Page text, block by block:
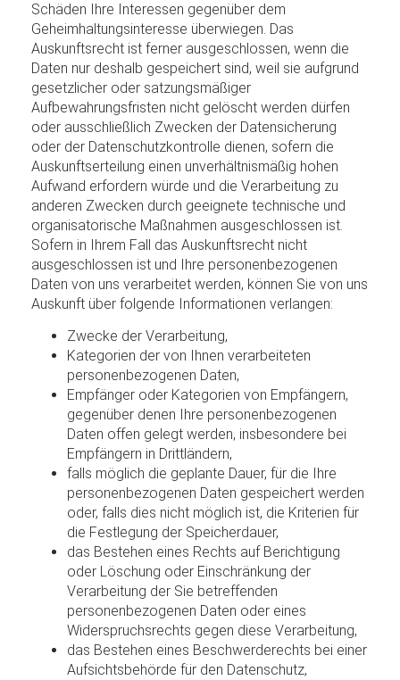
Schäden Ihre Interessen gegenüber dem
Geheimhaltungsinteresse überwiegen. Das
Auskunftsrecht ist ferner ausgeschlossen, wenn die
Daten nur deshalb gespeichert sind, weil sie aufgrund
gesetzlicher oder satzungsmäßiger
Aufbewahrungsfristen nicht gelöscht werden dürfen
oder ausschließlich Zwecken der Datensicherung
oder der Datenschutzkontrolle dienen, sofern die
Auskunftserteilung einen unverhältnismäßig hohen
Aufwand erfordern würde und die Verarbeitung zu
anderen Zwecken durch geeignete technische und
organisatorische Maßnahmen ausgeschlossen ist.
Sofern in Ihrem Fall das Auskunftsrecht nicht
ausgeschlossen ist und Ihre personenbezogenen
Daten von uns verarbeitet werden, können Sie von uns
Auskunft über folgende Informationen verlangen:
Zwecke der Verarbeitung,
Kategorien der von Ihnen verarbeiteten
personenbezogenen Daten,
Empfänger oder Kategorien von Empfängern,
gegenüber denen Ihre personenbezogenen
Daten offen gelegt werden, insbesondere bei
Empfängern in Drittländern,
falls möglich die geplante Dauer, für die Ihre
personenbezogenen Daten gespeichert werden
oder, falls dies nicht möglich ist, die Kriterien für
die Festlegung der Speicherdauer,
das Bestehen eines Rechts auf Berichtigung
oder Löschung oder Einschränkung der
Verarbeitung der Sie betreffenden
personenbezogenen Daten oder eines
Widerspruchsrechts gegen diese Verarbeitung,
das Bestehen eines Beschwerderechts bei einer
Aufsichtsbehörde für den Datenschutz,